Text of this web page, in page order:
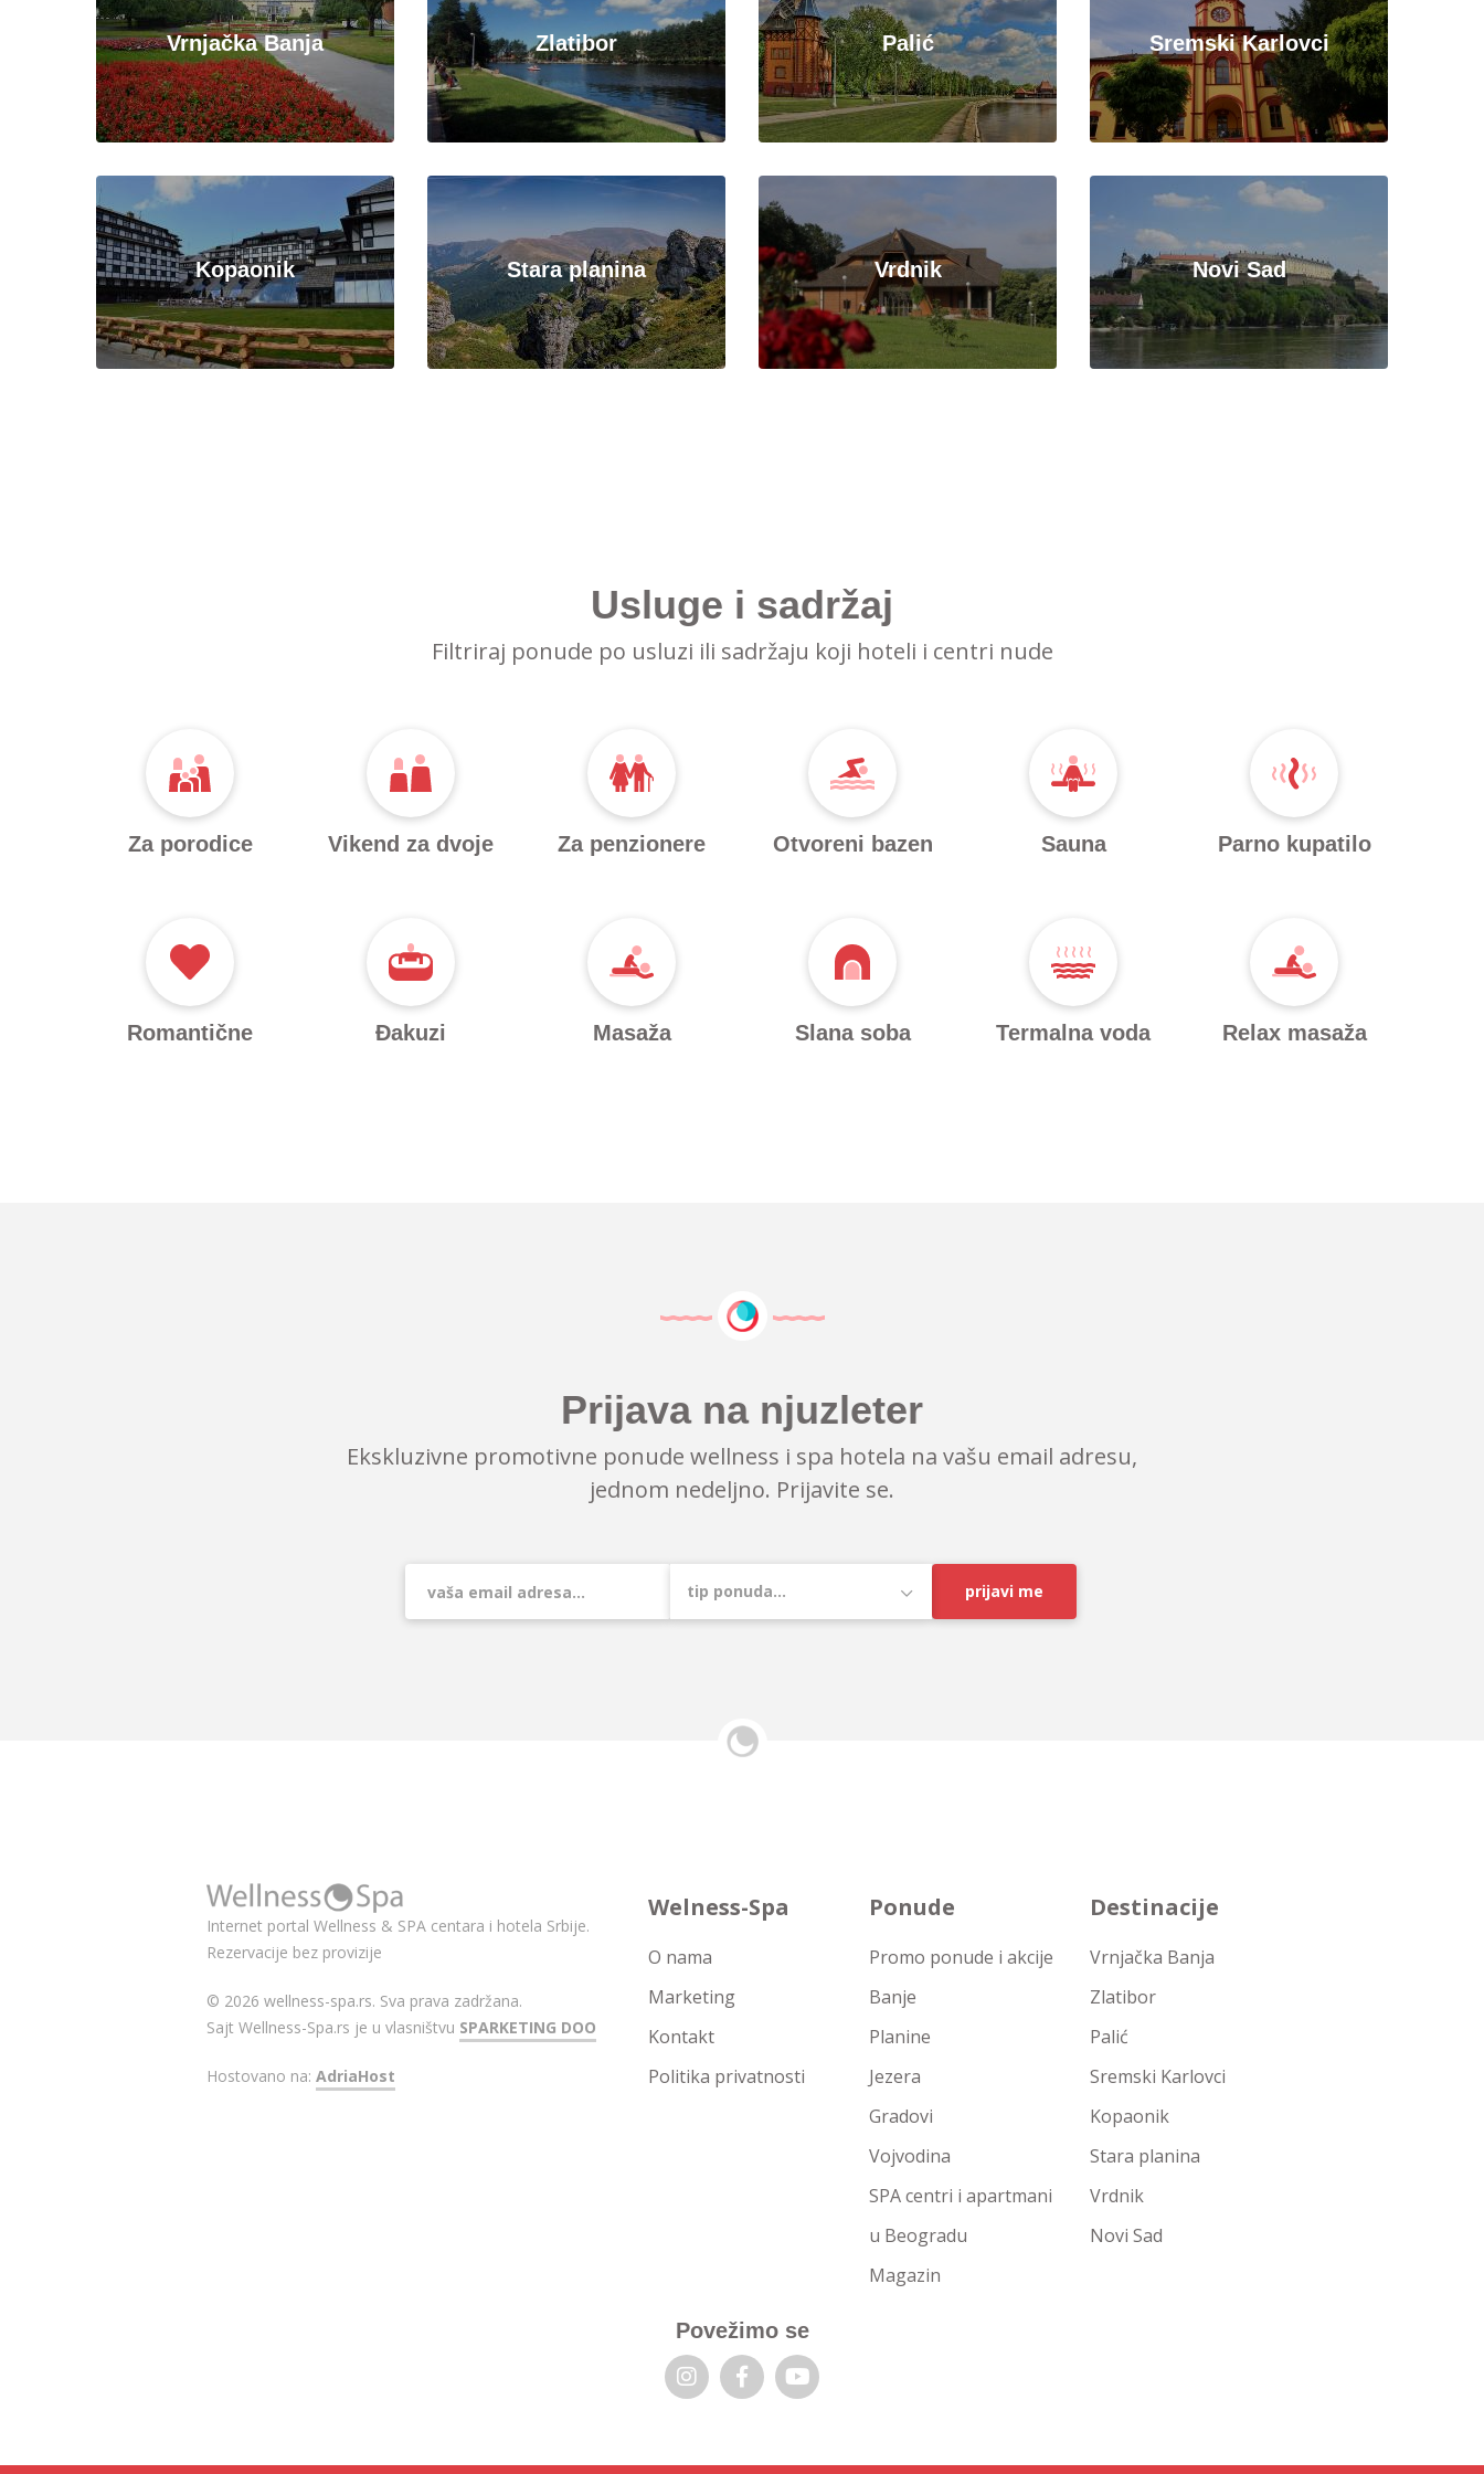
Vrnjačka Banja Zlatibor Palić Sremski Karlovci
Kopaonik Stara planina Vrdnik Novi Sad
Usluge i sadržaj
Filtriraj ponude po usluzi ili sadržaju koji hoteli i centri nude
Za porodice Vikend za dvoje Za penzionere Otvoreni bazen Sauna Parno kupatilo
Romantične Đakuzi Masaža Slana soba Termalna voda Relax masaža
Prijava na njuzleter
Ekskluzivne promotivne ponude wellness i spa hotela na vašu email adresu,
jednom nedeljno. Prijavite se.
prijavi me
Internet portal Wellness & SPA centara i hotela Srbije.
Rezervacije bez provizije
© 2026 wellness-spa.rs. Sva prava zadržana.
Sajt Wellness-Spa.rs je u vlasništvu SPARKETING DOO
Hostovano na: AdriaHost
Welness-Spa
O nama
Marketing
Kontakt
Politika privatnosti
Ponude
Promo ponude i akcije
Banje
Planine
Jezera
Gradovi
Vojvodina
SPA centri i apartmani
u Beogradu
Magazin
Destinacije
Vrnjačka Banja
Zlatibor
Palić
Sremski Karlovci
Kopaonik
Stara planina
Vrdnik
Novi Sad
Povežimo se